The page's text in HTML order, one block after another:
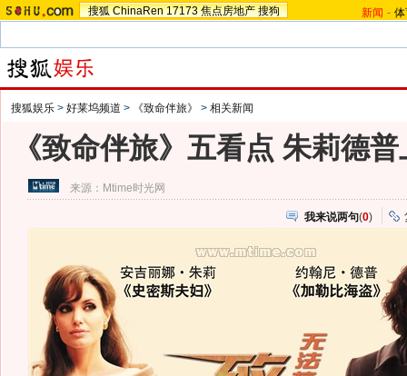
搜狐 ChinaRen 17173 焦点房地产 搜狗 新闻 -
搜狐娱乐 > 好莱坞频道 > 《致命伴旅》 > 相关新闻
《致命伴旅》五看点 朱莉德
来源： Mtime时光网
我来说两句(0)